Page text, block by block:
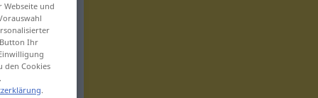
und
Ihr
den Cookies
.